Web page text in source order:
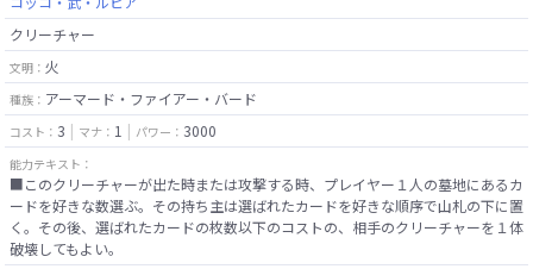
クリーチャー
文明： 火
種族： アーマード・ファイアー・バード
コスト： 3 マナ： 1 パワー： 3000
能力テキスト：
■このクリーチャーが出た時または攻撃する時、プレイヤー１人の墓地にあるカ
ードを好きな数選ぶ。その持ち主は選ばれたカードを好きな順序で山札の下に置
く。その後、選ばれたカードの枚数以下のコストの、相手のクリーチャーを１体
破壊してもよい。